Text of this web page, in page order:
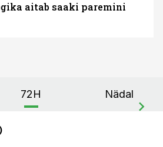
aitab saaki paremini
72H Nädal